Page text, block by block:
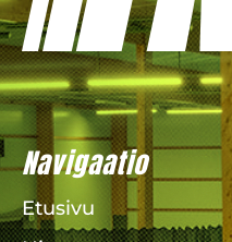
Navigaatio
Etusivu